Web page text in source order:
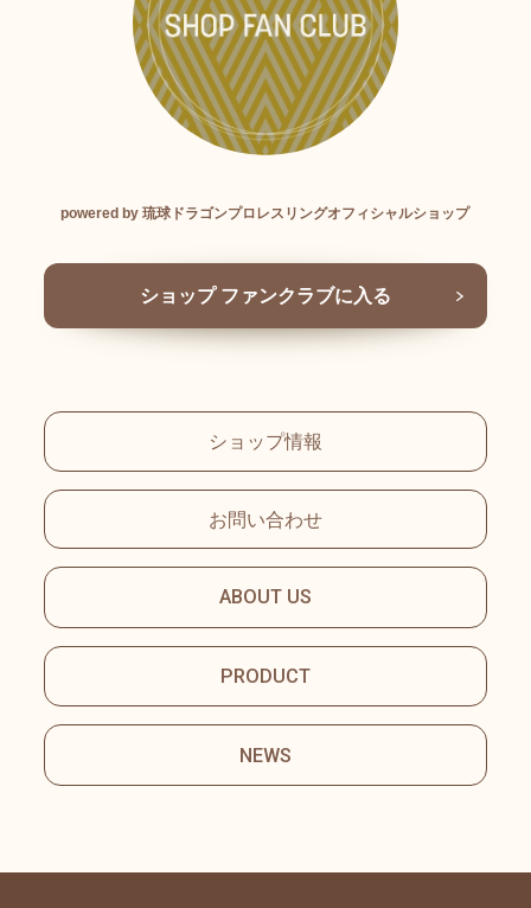
powered by 琉球ドラゴンプロレスリングオフィシャルショップ
ショップ ファンクラブに入る
ショップ情報
お問い合わせ
ABOUT US
PRODUCT
NEWS